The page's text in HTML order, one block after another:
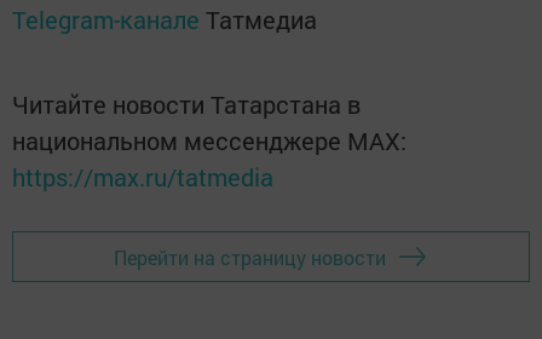
Telegram-канале Татмедиа
Читайте новости Татарстана в
национальном мессенджере MАХ:
https://max.ru/tatmedia
Перейти на страницу новости